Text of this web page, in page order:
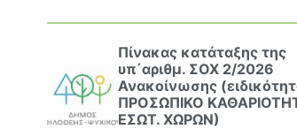
Πίνακας κατάταξης της
υπ΄αριθμ. ΣΟΧ 2/2026
Ανακοίνωσης
ΠΡΟΣΩΠΙΚΟ
ΕΣΩΤ. ΧΩΡΩΝ)